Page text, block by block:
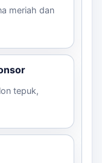
meriah dan
tepuk,